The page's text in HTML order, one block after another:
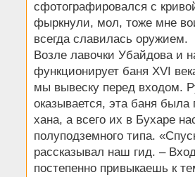
сфотографировался с
фыркнули, мол, тоже мне
всегда славилась оружием.
Возле лавочки Убайдова и
функционирует баня XVI
мы вывеску перед входом.
оказывается, эта баня
хана, а всего их в Бухаре
полуподземного типа.
рассказывал наш гид. –
постепенно привыкаешь к